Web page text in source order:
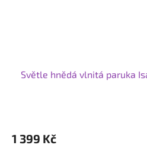
Světle hnědá vlnitá paruka
1 399 Kč